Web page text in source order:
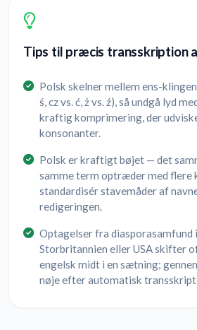
Tips til præcis transskription
Polsk skelner mellem ens-
ś, cz vs. ć, ż vs. ź), så undgå lyd
kraftig komprimering, der
konsonanter.
Polsk er kraftigt bøjet — det
samme term optræder med flere
standardisér stavemåder af
redigeringen.
Optagelser fra diasporasamfund
Storbritannien eller USA skifter
engelsk midt i en sætning;
nøje efter automatisk